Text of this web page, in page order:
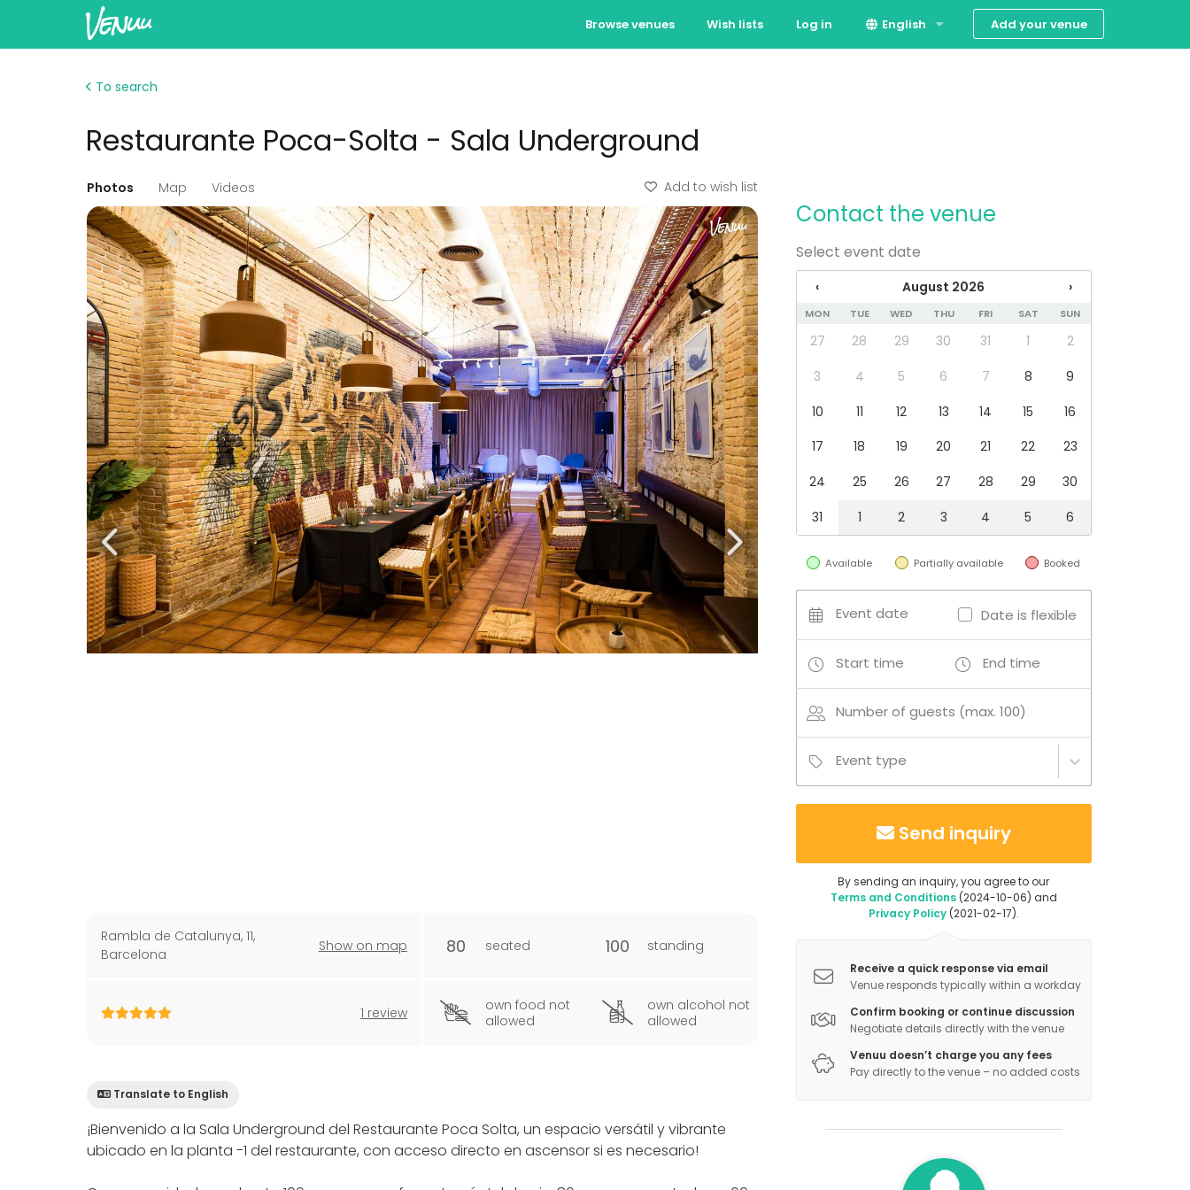
Browse venues Wish lists Log in English Add your venue
To search
Restaurante Poca-Solta - Sala Underground
Photos Map Videos Add to wish list
Rambla de Catalunya, 11,
Barcelona
Show on map
1 review
80 seated 100 standing
own food not
allowed
own alcohol not
allowed
Translate to English
¡Bienvenido a la Sala Underground del Restaurante Poca Solta, un espacio versátil y vibrante
ubicado en la planta -1 del restaurante, con acceso directo en ascensor si es necesario!
Contact the venue
Select event date
‹ August 2026 ›
MON TUE WED THU FRI SAT SUN
27 28 29 30 31 1
2
3
4 5 6 7 8
9
10
11 12 13 14 15
16
17
18 19 20 21 22
23
24
25 26 27 28 29
30
31
1 2 3 4 5 6
Available Partially available Booked
Event date Date is flexible
Start time End time
Number of guests (max. 100)
Event type
Send inquiry
By sending an inquiry, you agree to our
Terms and Conditions(2024-10-06) and
Privacy Policy(2021-02-17).
Receive a quick response via email
Venue responds typically within a workday
Confirm booking or continue discussion
Negotiate details directly with the venue
Venuu doesn’t charge you any fees
Pay directly to the venue – no added costs